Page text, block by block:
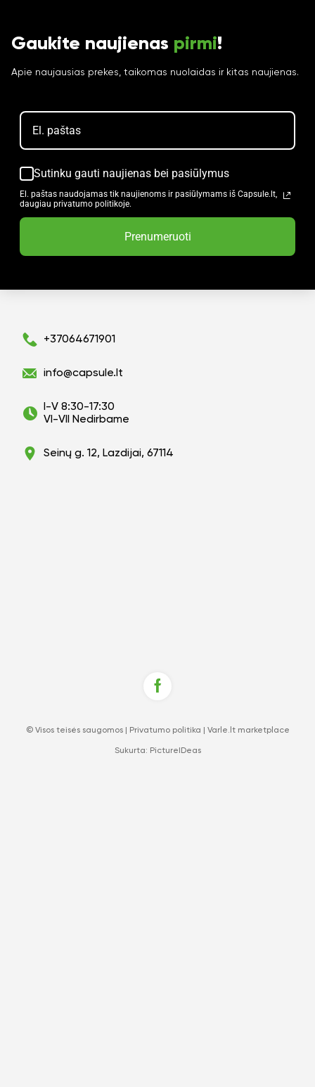
Gaukite naujienas pirmi!
Apie naujausias prekes, taikomas nuolaidas ir kitas naujienas.
Sutinku gauti naujienas bei pasiūlymus
El. paštas naudojamas tik naujienoms ir pasiūlymams iš Capsule.lt,
daugiau privatumo politikoje.
Prenumeruoti
+37064671901
info@capsule.lt
I-V 8:30-17:30
VI-VII Nedirbame
Seinų g. 12, Lazdijai, 67114
© Visos teisės saugomos | Privatumo politika Varle.lt marketplace
Sukurta: PictureIDeas